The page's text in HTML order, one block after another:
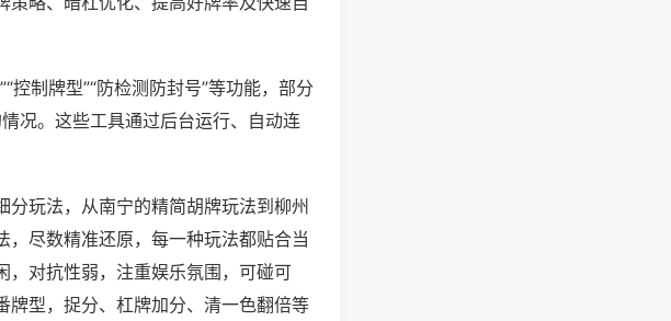
制牌型”“防检测防封号”等功能，部分
况。这些工具通过后台运行、自动连
玩法，从南宁的精简胡牌玩法到柳州
尽数精准还原，每一种玩法都贴合当
，对抗性弱，注重娱乐氛围，可碰可
牌型，捉分、杠牌加分、清一色翻倍等